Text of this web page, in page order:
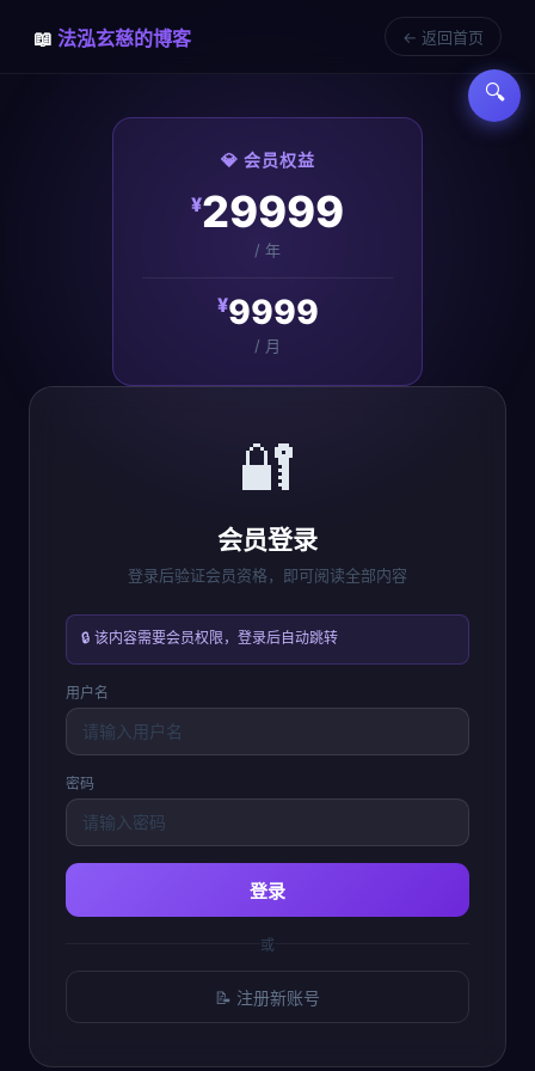
📖 法泓玄慈的博客 ← 返回首页
💎 会员权益
¥29999
/ 年
¥9999
/ 月
🔐
会员登录
登录后验证会员资格，即可阅读全部内容
🔒 该内容需要会员权限，登录后自动跳转
用户名
密码
登录
或
📝 注册新账号
🔍